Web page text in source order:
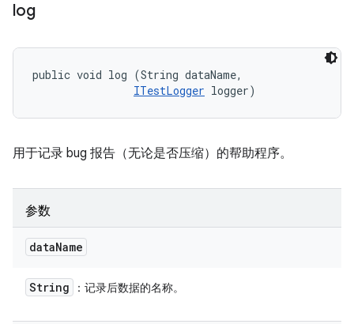
log
public void log (String dataName,
ITestLogger logger)
用于记录 bug 报告（无论是否压缩）的帮助程序。
参数
dataName
String ：记录后数据的名称。